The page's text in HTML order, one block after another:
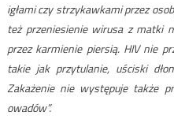
igłami czy strzykawkami przez
też przeniesienie wirusa z matki
przez karmienie piersią. HIV nie
takie jak przytulanie, uściski
Zakażenie nie występuje także
owadów”.